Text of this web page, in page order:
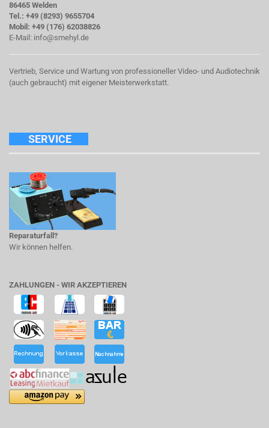
86465 Welden
Tel.: +49 (8293) 9655704
Mobil: +49 (176) 62038826
E-Mail: info@smehyl.de
Vertrieb, Service und Wartung von professioneller Video- und Audiotechnik
(auch gebraucht) mit eigener Meisterwerkstatt.
SERVICE
Reparaturfall?
Wir können helfen.
ZAHLUNGEN - WIR AKZEPTIEREN